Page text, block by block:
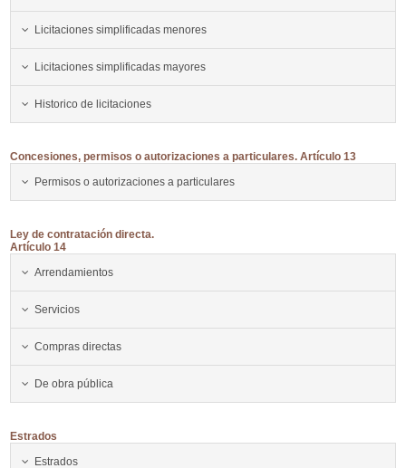
Licitaciones simplificadas menores
Licitaciones simplificadas mayores
Historico de licitaciones
Concesiones, permisos o autorizaciones a particulares. Artículo 13
Permisos o autorizaciones a particulares
Ley de contratación directa.
Artículo 14
Arrendamientos
Servicios
Compras directas
De obra pública
Estrados
Estrados